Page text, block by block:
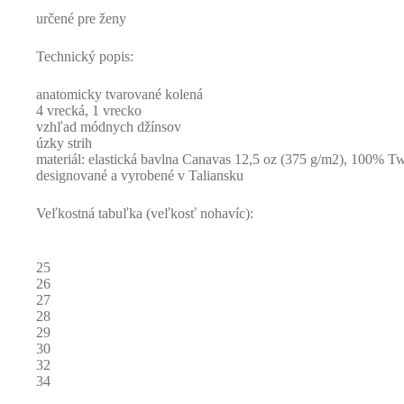
určené pre ženy
Technický popis:
anatomicky tvarované kolená
4 vrecká, 1 vrecko
vzhľad módnych džínsov
úzky strih
materiál: elastická bavlna Canavas 12,5 oz (375 g/m2), 100%
designované a vyrobené v Taliansku
Veľkostná tabuľka (veľkosť nohavíc):
25
26
27
28
29
30
32
34